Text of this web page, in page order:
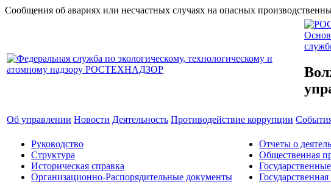
Сообщения об авариях или несчастных случаях на опасных
Об управлении Новости Деятельность Противодействие коррупции
Руководство
Структура
Историческая справка
Организационно-Распорядительные документы
Отчеты о
Общественная